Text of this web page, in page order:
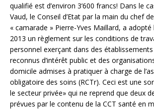
qualifié est d’environ 3’600 francs! Dans le
Vaud, le Conseil d’Etat par la main du chef
« camarade » Pierre-Yves Maillard, a
2013 un règlement sur les conditions de
personnel exerçant dans des
reconnus d’intérêt public et des
domicile admises à pratiquer à charge de
obligatoire des soins (RCTr). Ceci est une
le secteur privée» qui ne reprend que deux
prévues par le contenu de la CCT santé en